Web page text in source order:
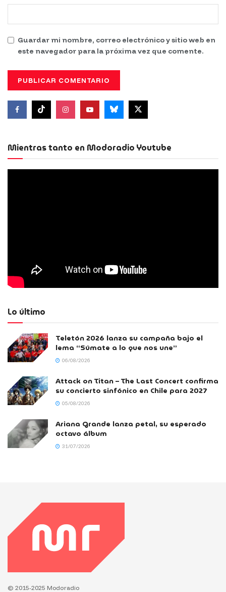
Guardar mi nombre, correo electrónico y sitio web en
este navegador para la próxima vez que comente.
Mientras tanto en Modoradio Youtube
Lo último
Teletón 2026 lanza su campaña bajo el
lema “Súmate a lo que nos une”
06/08/2026
Attack on Titan – The Last Concert confirma
su concierto sinfónico en Chile para 2027
05/08/2026
Ariana Grande lanza petal, su esperado
octavo álbum
31/07/2026
© 2015-2025 Modoradio